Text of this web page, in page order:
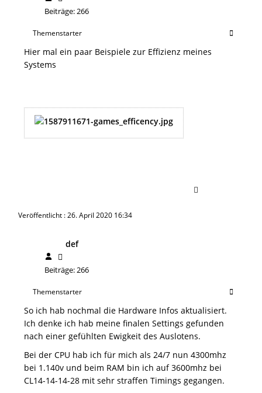
Beiträge: 266
Themenstarter
Hier mal ein paar Beispiele zur Effizienz meines
Systems
Veröffentlicht : 26. April 2020 16:34
def
Beiträge: 266
Themenstarter
So ich hab nochmal die Hardware Infos aktualisiert.
Ich denke ich hab meine finalen Settings gefunden
nach einer gefühlten Ewigkeit des Auslotens.
Bei der CPU hab ich für mich als 24/7 nun 4300mhz
bei 1.140v und beim RAM bin ich auf 3600mhz bei
CL14-14-14-28 mit sehr straffen Timings gegangen.